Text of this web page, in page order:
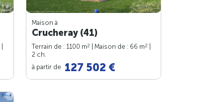
Maison à
Crucheray (41)
Terrain de : 1100 m2 | Maison de : 66 m2
2 ch.
à partir de 127 502 €